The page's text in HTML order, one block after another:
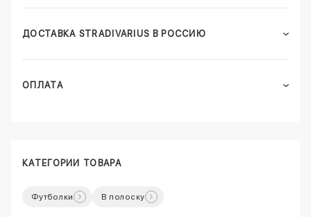
ДОСТАВКА STRADIVARIUS В РОССИЮ
ОПЛАТА
КАТЕГОРИИ ТОВАРА
Футболки В полоску